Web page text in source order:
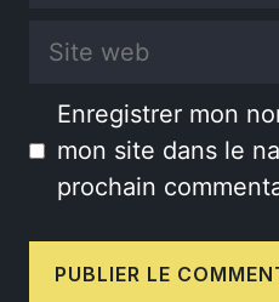
Site
Enregistrer mon
mon site dans le
prochain